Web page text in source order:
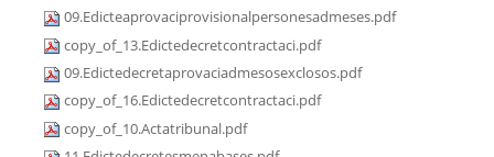
09.Edicteaprovaciprovisionalpersonesadmeses.pdf
copy_of_13.Edictedecretcontractaci.pdf
09.Edictedecretaprovaciadmesosexclosos.pdf
copy_of_16.Edictedecretcontractaci.pdf
copy_of_10.Actatribunal.pdf